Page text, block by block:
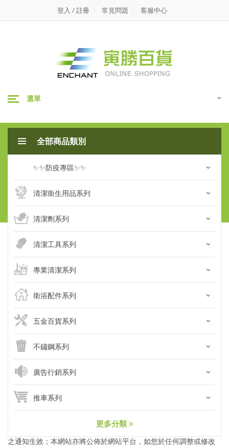
勝
登入 / 註冊 常見問題 客服中心
選單
全部商品類別
✨✨防疫專區✨✨
清潔衛生用品系列
清潔劑系列
清潔工具系列
專業清潔系列
衛浴配件系列
五金百貨系列
不鏽鋼系列
廣告行銷系列
推車系列
更多分類
全站搜尋
首頁\ 會員專區\會員服務條款
會員服務條款
歡迎您使用家樂福線上購物網(以下簡稱「本網站」)的會員帳號至本
網站購物。本網站係由『寅勝企業有限公司』(以下簡稱「本公司」)
務」)。 所有申請使用會員帳號服務之使用者(以下簡稱會員)，都應
該詳細閱讀下列條款，這些條款訂立的目的， 是為了保護會員服務
的提供者以及所有會員的利益，並為服務提供依據，當您於本網站
任一管道完成註冊手續、或繼續使用本網站所提供之任一服務時，
即視為已知悉並同意本服務條款的所有約定並完全接受本服務現有
與未來衍生之服務條款及項目。本網站所提供之服務、商品、行銷
您所註冊之帳號(即電子郵件信箱)寄發相關資訊，作為會員條款變更
之通知生效；本網站亦將公佈於網站平台，如您於任何調整或修改